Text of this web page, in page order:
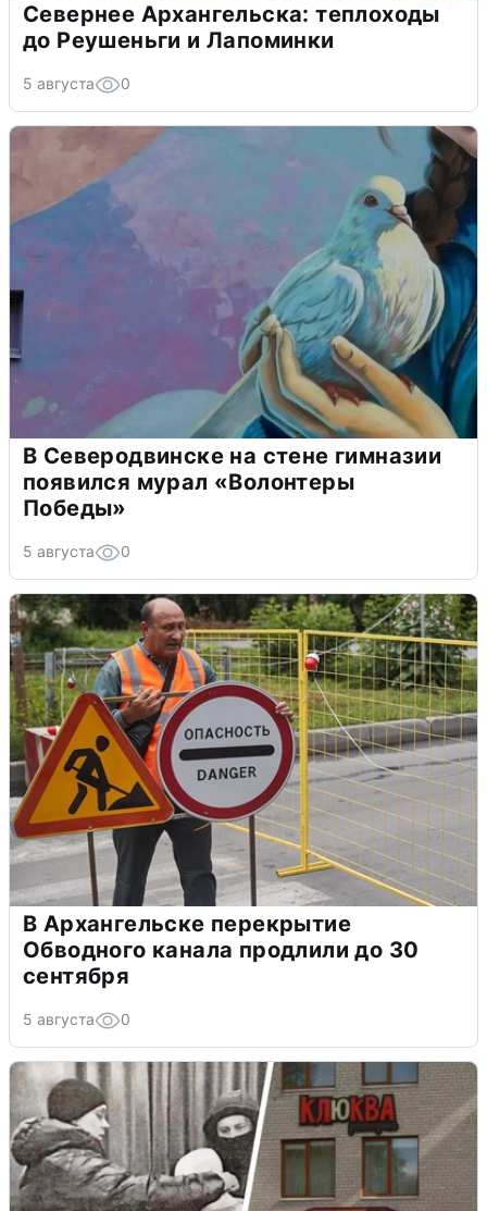
Севернее Архангельска: теплоходы
до Реушеньги и Лапоминки
5 августа 0
В Северодвинске на стене гимназии
появился мурал «Волонтеры
Победы»
5 августа 0
В Архангельске перекрытие
Обводного канала продлили до 30
сентября
5 августа 0